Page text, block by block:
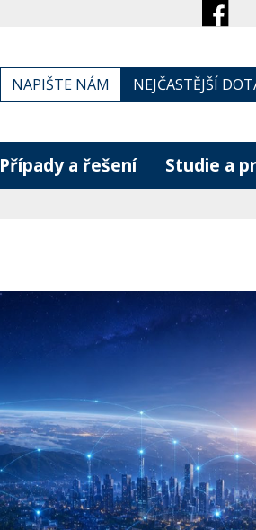
NAPIŠTE NÁM NEJČASTĚJŠÍ
Případy a řešení Studie a